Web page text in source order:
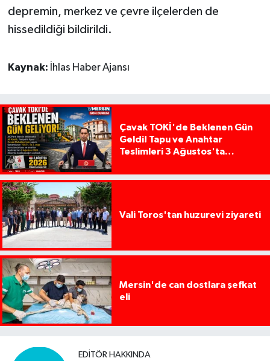
depremin, merkez ve çevre ilçelerden de
hissedildiği bildirildi.
Kaynak: İhlas Haber Ajansı
Çavak TOKİ'de Beklenen Gün
Geldi! Tapu ve Anahtar
Teslimleri 3 Ağustos'ta
Vali Toros'tan huzurevi ziyareti
Mersin'de can dostlara şefkat
eli
EDITÖR HAKKINDA